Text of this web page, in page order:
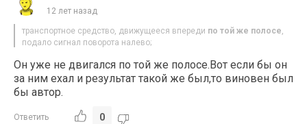
12 лет назад
транспортное средство, движущееся впереди по той же полосе,
подало сигнал поворота налево;
Он уже не двигался по той же полосе.Вот если бы он
за ним ехал и результат такой же был,то виновен был
бы автор.
Ответить 0